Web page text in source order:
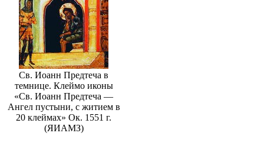
Св. Иоанн Предтеча в
темнице. Клеймо иконы
«Св. Иоанн Предтеча —
Ангел пустыни, с житием в
20 клеймах» Ок. 1551 г.
(ЯИАМЗ)